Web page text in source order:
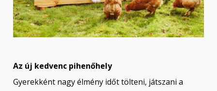
Az új kedvenc pihenőhely
Gyerekként nagy élmény időt tölteni, játszani a